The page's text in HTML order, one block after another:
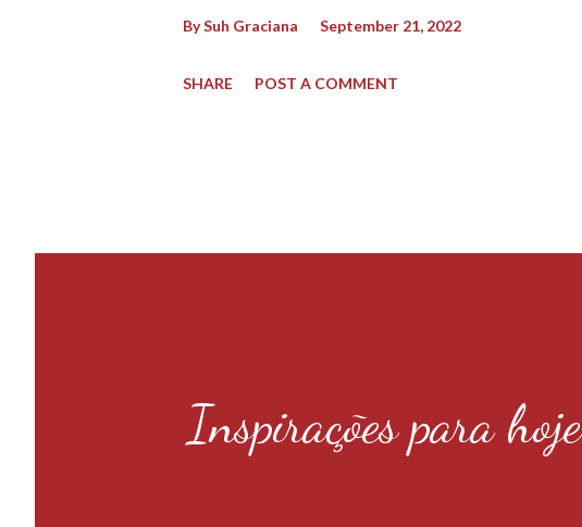
BySuh Graciana September 21, 2022
SHARE POST A COMMENT
Inspirações para